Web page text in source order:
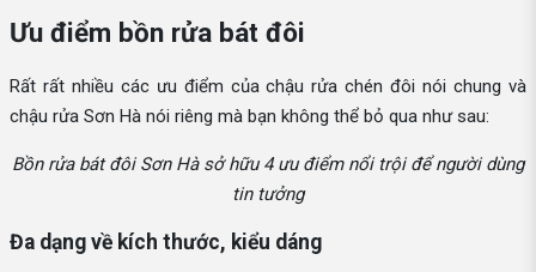
Ưu điểm bồn rửa bát đôi
Rất rất nhiều các ưu điểm của chậu rửa chén đôi nói chung và
chậu rửa Sơn Hà nói riêng mà bạn không thể bỏ qua như sau:
Bồn rửa bát đôi Sơn Hà sở hữu 4 ưu điểm nổi trội để người dùng
tin tưởng
Đa dạng về kích thước, kiểu dáng